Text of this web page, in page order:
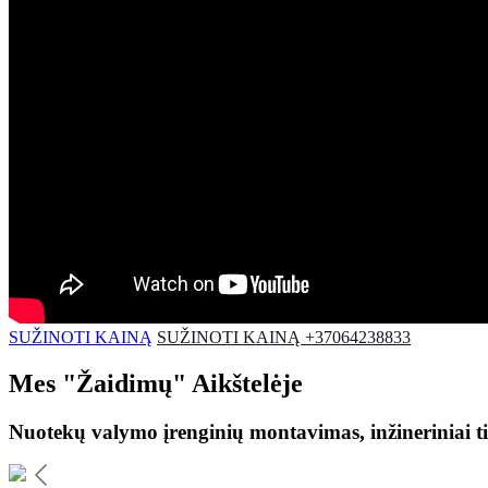
SUŽINOTI KAINĄ SUŽINOTI KAINĄ +37064238833
Mes "Žaidimų" Aikštelėje
Nuotekų valymo įrenginių montavimas, inžineriniai